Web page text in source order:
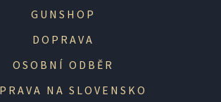
GUNSHOP
DOPRAVA
OSOBNÍ ODBĚR
NA SLOVENSKO